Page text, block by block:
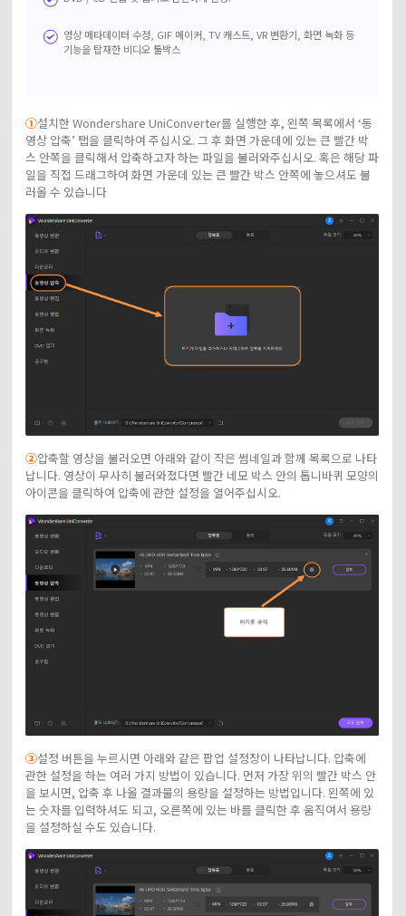
영상 메타데이터 수정, GIF 메이커, TV 캐스트, VR 변환기, 화면 녹화 등
기능을 탑재한 비디오 툴박스
①설치한 Wondershare UniConverter를 실행한 후, 왼쪽 목록에서 ‘동
영상 압축’ 탭을 클릭하여 주십시오. 그 후 화면 가운데에 있는 큰 빨간 박
스 안쪽을 클릭해서 압축하고자 하는 파일을 불러와주십시오. 혹은 해당 파
일을 직접 드래그하여 화면 가운데 있는 큰 빨간 박스 안쪽에 놓으셔도 불
러올 수 있습니다
②압축할 영상을 불러오면 아래와 같이 작은 썸네일과 함께 목록으로 나타
납니다. 영상이 무사히 불러와졌다면 빨간 네모 박스 안의 톱니바퀴 모양의
아이콘을 클릭하여 압축에 관한 설정을 열어주십시오.
③설정 버튼을 누르시면 아래와 같은 팝업 설정창이 나타납니다. 압축에
관한 설정을 하는 여러 가지 방법이 있습니다. 먼저 가장 위의 빨간 박스 안
을 보시면, 압축 후 나올 결과물의 용량을 설정하는 방법입니다. 왼쪽에 있
는 숫자를 입력하셔도 되고, 오른쪽에 있는 바를 클릭한 후 움직여서 용량
을 설정하실 수도 있습니다.